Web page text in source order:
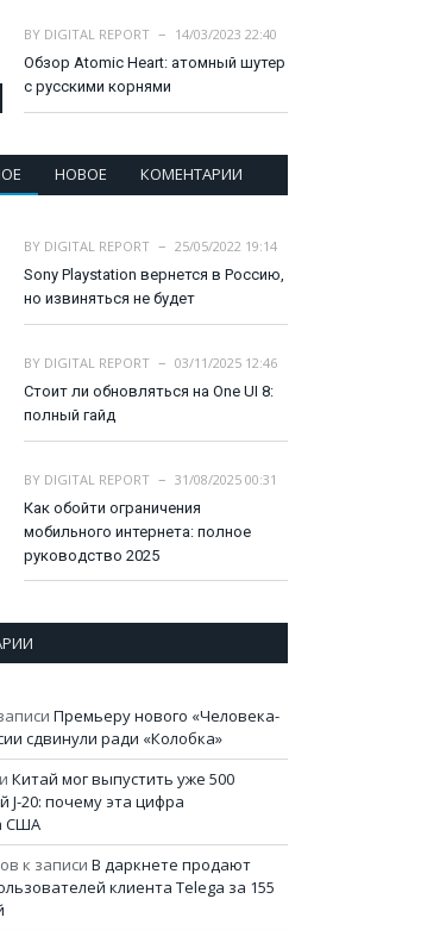
BY DIGITAL REPORT
14/03/2023 22:40
Обзор Atomic Heart: атомный шутер
с русскими корнями
НОВОЕ КОМЕНТАРИИ
BY DIGITAL REPORT
25/05/2022 19:14
Sony Playstation вернется в Россию,
но извиняться не будет
BY DIGITAL REPORT
03/11/2025 12:46
Стоит ли обновляться на One UI 8:
полный гайд
BY DIGITAL REPORT
31/08/2025 00:31
Как обойти ограничения
мобильного интернета: полное
руководство 2025
Премьеру нового «Человека-
сдвинули ради «Колобка»
Китай мог выпустить уже 500
J-20: почему эта цифра
США
к записи В даркнете продают
клиента Telega за 155